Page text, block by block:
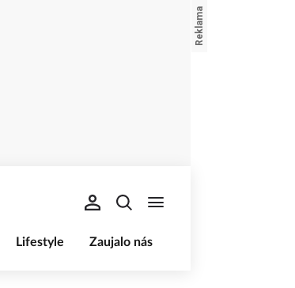
Lifestyle Zaujalo nás